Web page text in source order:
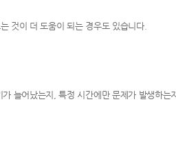
것이 더 도움이 되는 경우도 있습니다.
늘어났는지, 특정 시간에만 문제가 발생하는